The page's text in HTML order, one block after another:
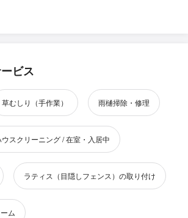
ビス
草むしり（手作業） 雨樋掃除・修理
ウスクリーニング / 在室・入居中
ラティス（目隠しフェンス）の取り付け
ム